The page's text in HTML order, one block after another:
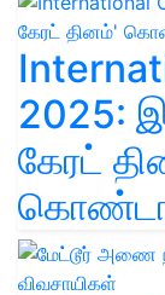
2025:
கேரட்